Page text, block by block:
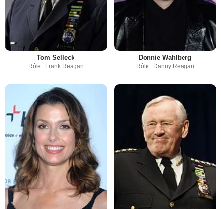
Tom Selleck
Rôle : Frank Reagan
Donnie Wahlberg
Rôle : Danny Reagan